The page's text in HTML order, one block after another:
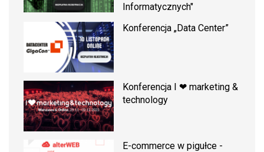
Informatycznych"
Konferencja „Data Center”
Konferencja I ❤ marketing &
technology
E-commerce w pigułce -